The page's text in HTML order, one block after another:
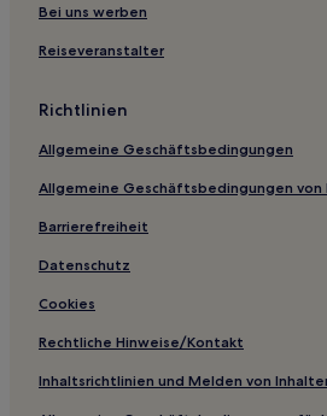
Günstige in Enshi
Luxus in Enshi
Luxus in Yichang
Business in Yichang
Bei uns werben
Reiseveranstalter
Richtlinien
Allgemeine Geschäftsbedingungen
Allgemeine Geschäftsbedingungen von
Barrierefreiheit
Datenschutz
Cookies
Rechtliche Hinweise/Kontakt
Inhaltsrichtlinien und Melden von